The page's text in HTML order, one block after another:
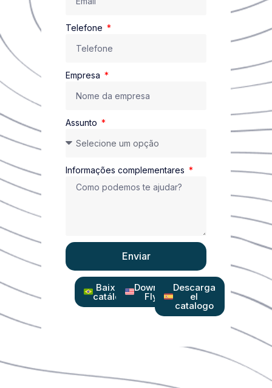
Telefone
Empresa
Assunto
Informações complementares
Enviar
Baixe o
catálogo
Download
Flyer
Descarga
el
catalogo